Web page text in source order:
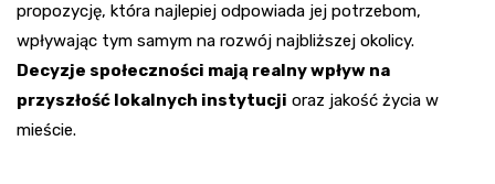
propozycję, która najlepiej odpowiada jej potrzebom,
wpływając tym samym na rozwój najbliższej okolicy.
Decyzje społeczności mają realny wpływ na
przyszłość lokalnych instytucji oraz jakość życia w
mieście.